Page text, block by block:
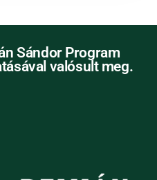
Sándor Program
valósult meg.